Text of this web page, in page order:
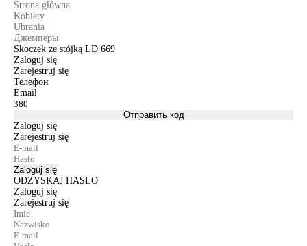
Strona główna
Kobiety
Ubrania
Джемперы
Skoczek ze stójką LD 669
Zaloguj się
Zarejestruj się
Телефон
Email
Отправить код
Zaloguj się
Zarejestruj się
Zaloguj się
ODZYSKAJ HASŁO
Zaloguj się
Zarejestruj się